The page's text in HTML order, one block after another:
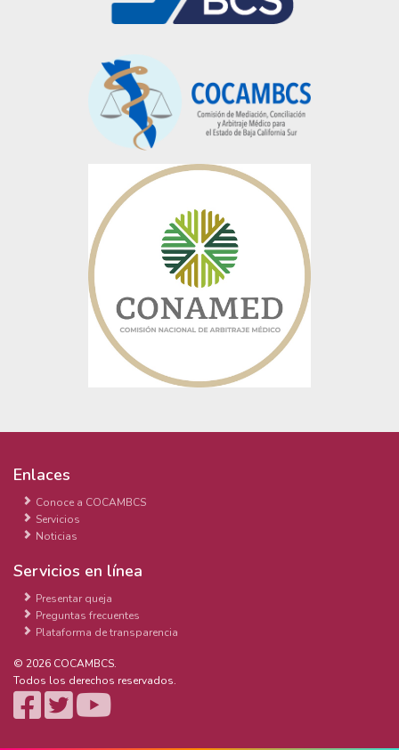
Enlaces
Conoce a COCAMBCS
Servicios
Noticias
Servicios en línea
Presentar queja
Preguntas frecuentes
Plataforma de transparencia
© 2026 COCAMBCS.
Todos los derechos reservados.